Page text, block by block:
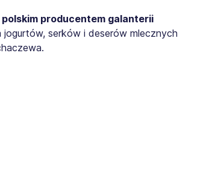
polskim producentem galanterii
jogurtów, serków i deserów mlecznych